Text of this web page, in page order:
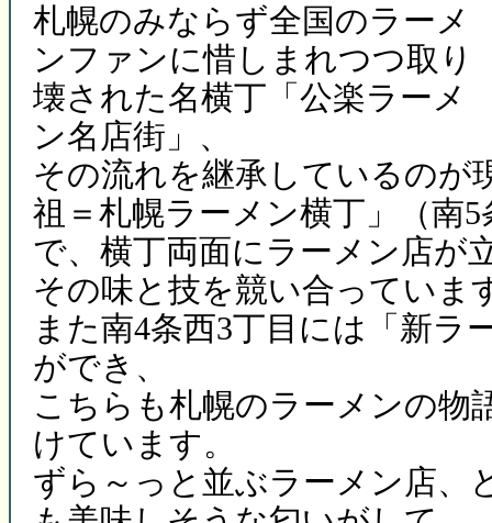
札幌のみならず全国のラーメ
ンファンに惜しまれつつ取り
壊された名横丁「公楽ラーメ
ン名店街」、
その流れを継承しているのが
祖＝札幌ラーメン横丁」（南5
で、横丁両面にラーメン店が
その味と技を競い合っていま
また南4条西3丁目には「新ラ
ができ、
こちらも札幌のラーメンの物
けています。
ずら～っと並ぶラーメン店、